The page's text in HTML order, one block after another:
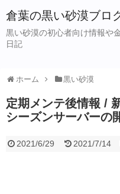
倉葉の黒い砂漠ブロ
黒い砂漠の初心者向け情報や
日記
ホーム 黒い砂漠
定期メンテ後情報 /
シーズンサーバーの
2021/6/29 2021/7/14